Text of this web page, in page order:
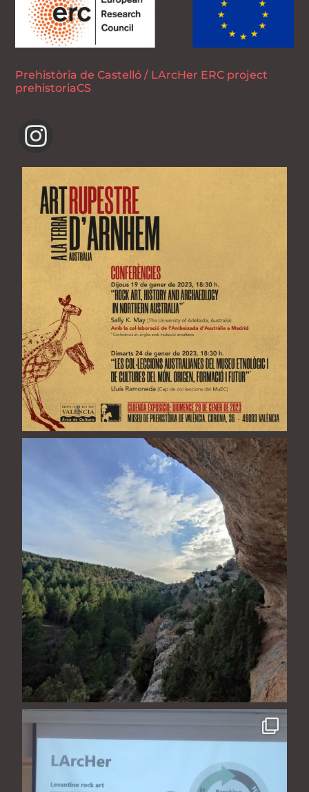
Prehistòria de Castelló / LArcHer ERC project
prehistoriaCS